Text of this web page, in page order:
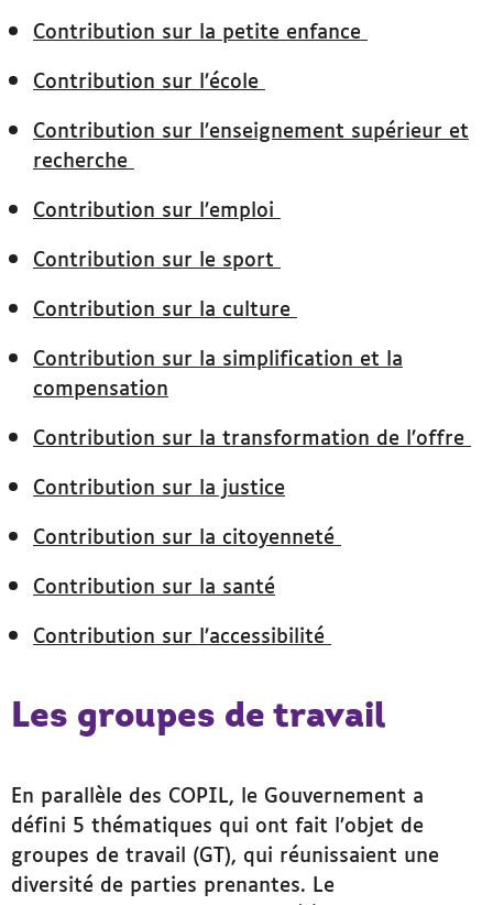
Contribution sur la petite enfance
Contribution sur l’école
Contribution sur l’enseignement supérieur et
recherche
Contribution sur l’emploi
Contribution sur le sport
Contribution sur la culture
Contribution sur la simplification et la
compensation
Contribution sur la transformation de l’offre
Contribution sur la justice
Contribution sur la citoyenneté
Contribution sur la santé
Contribution sur l’accessibilité
Les groupes de travail
En parallèle des COPIL, le Gouvernement a
défini 5 thématiques qui ont fait l’objet de
groupes de travail (GT), qui réunissaient une
diversité de parties prenantes. Le